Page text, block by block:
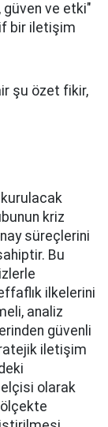
güven ve etki"
bir iletişim
şu özet fikir,
kurulacak
kriz
süreçlerini
Bu
ilkelerini
analiz
güvenli
iletişim
olarak
ölçekte